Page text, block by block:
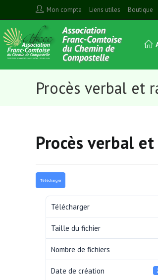
to
content
Mon compte Liens utiles Boutique
Procès verbal et
Procès verbal
Télécharger
Télécharger
Taille du fichier
Nombre de fichiers
Date de création